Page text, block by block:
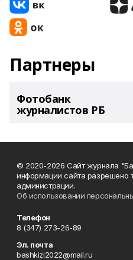
Партнеры
Фотобанк
журналистов РБ
© 2020-2026 Сайт журнала
информации сайта разрешено
администрации.
Об использовании
Телефон
8 (347) 273-26-89
Эл. почта
bashkizi2022@mail.ru